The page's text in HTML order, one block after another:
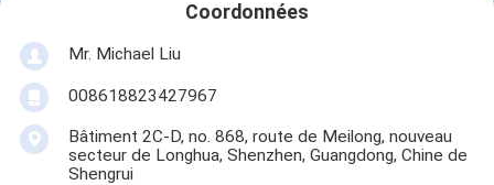
Coordonnées
Mr. Michael Liu
008618823427967
Bâtiment 2C-D, no. 868, route de Meilong, nouveau
secteur de Longhua, Shenzhen, Guangdong, Chine de
Shengrui